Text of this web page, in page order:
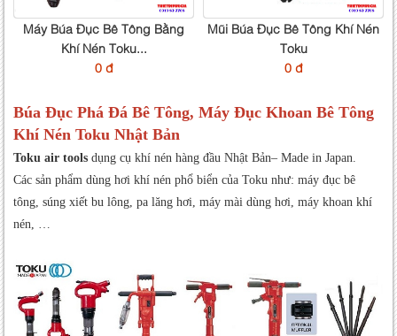
Máy Búa Đục Bê Tông Bằng
Khí Nén Toku...
0 đ
Mũi Búa Đục Bê Tông Khí Nén
Toku
0 đ
Búa Đục Phá Đá Bê Tông, Máy Đục Khoan Bê Tông
Khí Nén Toku Nhật Bản
Toku air tools dụng cụ khí nén hàng đầu Nhật Bản– Made in Japan.
Các sản phẩm dùng hơi khí nén phổ biển của Toku như: máy đục bê
tông, súng xiết bu lông, pa lăng hơi, máy mài dùng hơi, máy khoan khí
nén, …